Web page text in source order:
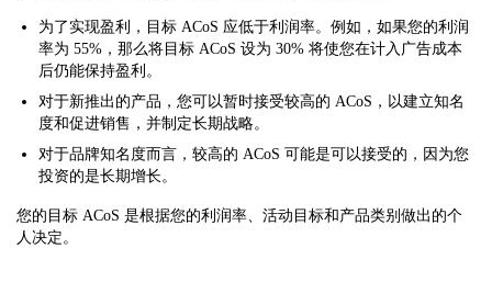
为了实现盈利，目标 ACoS 应低于利润率。例如，如果您的利润
率为 55%，那么将目标 ACoS 设为 30% 将使您在计入广告成本
后仍能保持盈利。
对于新推出的产品，您可以暂时接受较高的 ACoS，以建立知名
度和促进销售，并制定长期战略。
对于品牌知名度而言，较高的 ACoS 可能是可以接受的，因为您
投资的是长期增长。
您的目标 ACoS 是根据您的利润率、活动目标和产品类别做出的个
人决定。